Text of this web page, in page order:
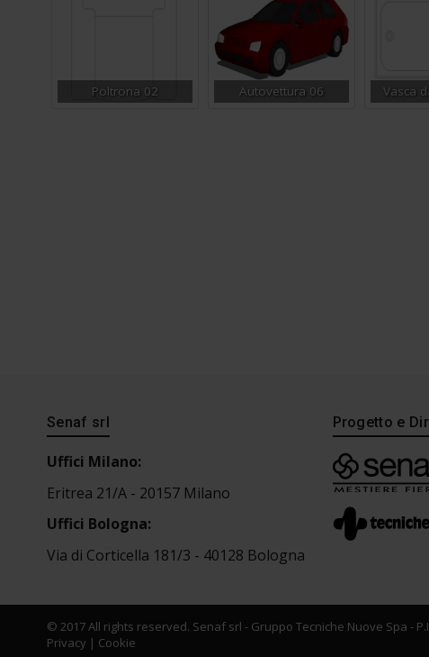
Poltrona 02 Autovettura 06 Vasca
Senaf srl
Uffici Milano:
Eritrea 21/A - 20157 Milano
Uffici Bologna:
Via di Corticella 181/3 - 40128 Bologna
Progetto e
© 2017 All rights reserved. Senaf srl - Gruppo Tecniche Nuove Spa -
Privacy | Cookie